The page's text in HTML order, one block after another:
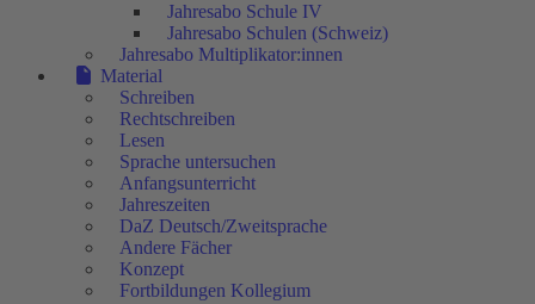
Jahresabo Schule IV
Jahresabo Schulen (Schweiz)
Jahresabo Multiplikator:innen
Material
Schreiben
Rechtschreiben
Lesen
Sprache untersuchen
Anfangsunterricht
Jahreszeiten
DaZ Deutsch/Zweitsprache
Andere Fächer
Konzept
Fortbildungen Kollegium